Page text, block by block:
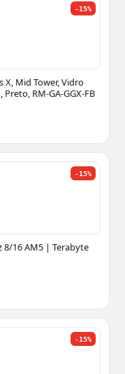
-15%
X, Mid Tower, Vidro
RM-GA-GGX-FB
-15%
8/16 AM5 | Terabyte
-15%